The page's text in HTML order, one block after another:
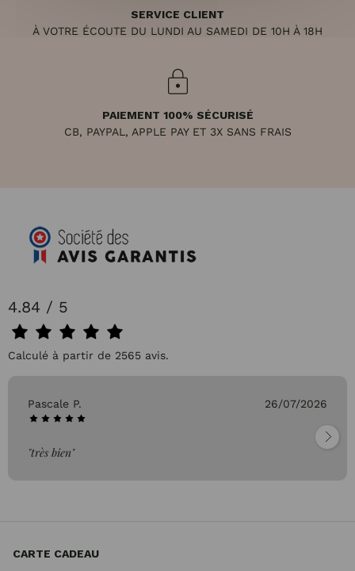
SERVICE CLIENT
À VOTRE ÉCOUTE DU LUNDI AU SAMEDI DE 10H À 18H
PAIEMENT 100% SÉCURISÉ
CB, PAYPAL, APPLE PAY ET 3X SANS FRAIS
4.84 / 5
Calculé à partir de 2565 avis.
CARTE CADEAU